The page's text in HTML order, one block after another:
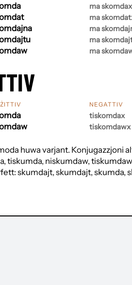
ma skomdax
ma
ma
ma
ma
NEGATTIV
tiskomdax
tiskomdawx
huwa varjant. Konjugazzjoni
tiskumda, niskumdaw,
skumdajt, skumdajt, skumda,